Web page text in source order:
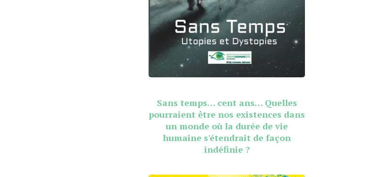
Sans temps… cent ans… Quelles
pourraient être nos existences dans
un monde où la durée de vie
humaine s'étendrait de façon
indéfinie ?